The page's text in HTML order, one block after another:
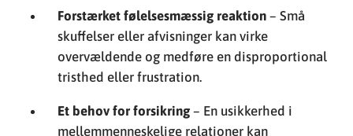
Et behov for forsikring
– En usikkerhed i
mellemmenneskelige relationer kan
manifestere sig i et konstant behov for
forsikring fra venner og familie.
Sårbarhed over for kritik – Kritik kan føles
særligt skadeligt og kan resultere i langvarige